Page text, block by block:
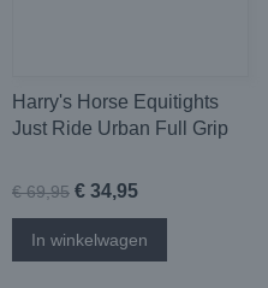
Harry's Horse Equitights
Just Ride Urban Full Grip
€ 69,95 € 34,95
In winkelwagen